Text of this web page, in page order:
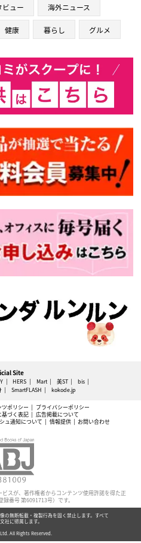
ビュー 海外ニュース
健康 暮らし グルメ
Site
HERS Mart 美ST
bis
SmartFLASH kokode.jp
ツポリシー
プライバシーポリシー
基づく表記
広告掲載について
ュ通知について 情報提供 お問い合わせ
スが、著作権者からコンテンツ使用許諾を得た正
番号 第6091713号）です。
の無断転載・複製行為を固く禁止します。すべて
社に帰属します。
All Rights Reserved.